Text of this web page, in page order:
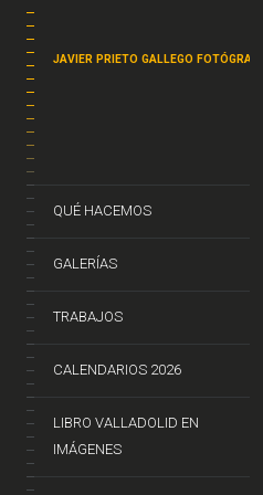
JAVIER PRIETO GALLEGO FOTÓGRAFO
QUÉ HACEMOS
GALERÍAS
TRABAJOS
CALENDARIOS 2026
LIBRO VALLADOLID EN
IMÁGENES